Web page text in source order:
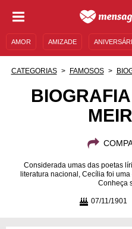
AMOR AMIZADE
CATEGORIAS FAMOSOS
Considerada umas das poetas
literatura nacional, Cecília foi
Conheça
07/11/1901